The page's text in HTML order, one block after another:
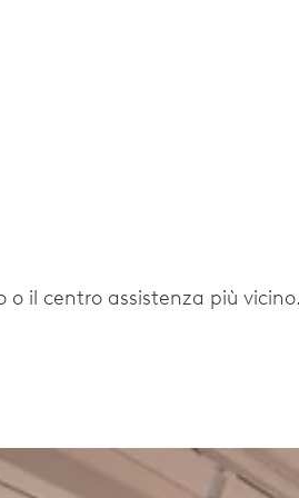
o il centro assistenza più